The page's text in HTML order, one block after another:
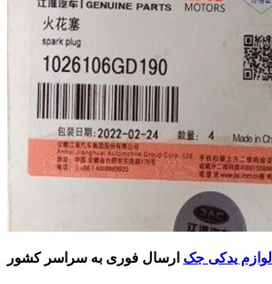
لوازم یدکی جک ارسال فوری به سراسر کشور